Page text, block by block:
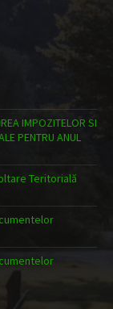
IMPOZITELOR SI
PENTRU ANUL
Teritorială